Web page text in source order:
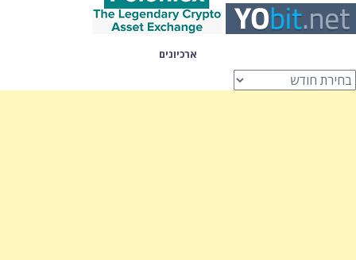
ארכיונים
ארכיונים